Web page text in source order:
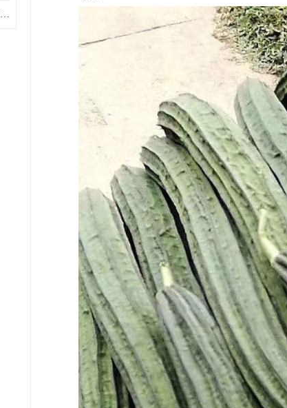
光明区： 光明街道、 公明街道、 新湖街道、 凤凰街道、 玉塘街道、 马田街道